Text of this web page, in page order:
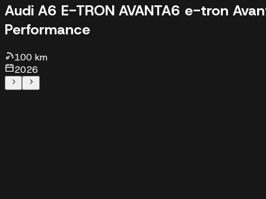
Audi A6 E-TRON AVANTA6 e-tron
Performance
100 km
2026